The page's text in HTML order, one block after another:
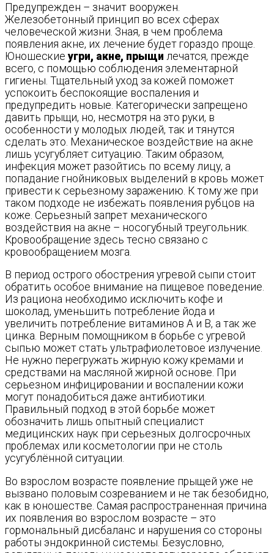
Предупрежден – значит вооружен.
Железобетонный принцип во всех сферах
человеческой жизни. Зная, в чем проблема
появления акне, их лечение будет гораздо проще.
Юношеские угри, акне, прыщи лечатся, прежде
всего, с помощью соблюдения элементарной
гигиены. Тщательный уход за кожей поможет
успокоить беспокоящие воспаления и
предупредить новые. Категорически запрещено
давить прыщи, но, несмотря на это руки, в
особенности у молодых людей, так и тянутся
сделать это. Механическое воздействие на акне
лишь усугубляет ситуацию. Таким образом,
инфекция может разойтись по всему лицу, а
попадание гнойниковых выделений в кровь может
привести к серьезному заражению. К тому же при
таком подходе не избежать появления рубцов на
коже. Серьезный запрет механического
воздействия на акне – носогубный треугольник.
Кровообращение здесь тесно связано с
кровообращением мозга.
В период острого обострения угревой сыпи стоит
обратить особое внимание на пищевое поведение.
Из рациона необходимо исключить кофе и
шоколад, уменьшить потребление йода и
увеличить потребление витаминов А и В, а так же
цинка. Верным помощником в борьбе с угревой
сыпью может стать ультрафиолетовое излучение.
Не нужно перегружать жирную кожу кремами и
средствами на масляной жирной основе. При
серьезном инфицировании и воспалении кожи
могут понадобиться даже антибиотики.
Правильный подход в этой борьбе может
обозначить лишь опытный специалист
медицинских наук при серьезных долгосрочных
проблемах или косметологии при не столь
усугублённой ситуации.
Во взрослом возрасте появление прыщей уже не
вызвано половым созреванием и не так безобидно,
как в юношестве. Самая распространенная причина
их появления во взрослом возрасте – это
гормональный дисбаланс и нарушения со стороны
работы эндокринной системы. Безусловно,